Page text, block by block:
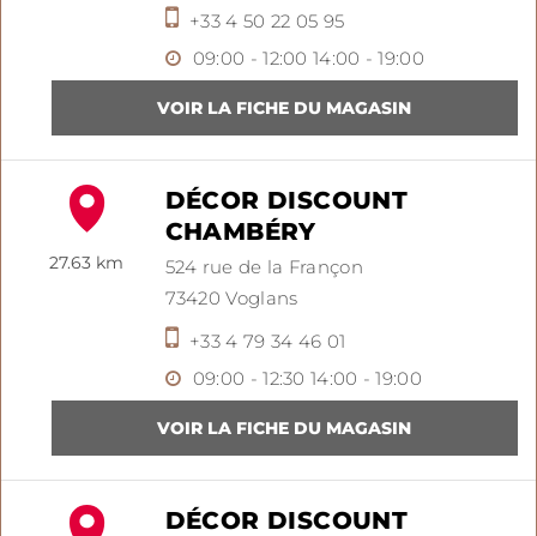
+33 4 50 22 05 95
09:00 - 12:00 14:00 - 19:00
27.63 km
DÉCOR DISCOUNT
CHAMBÉRY
524 rue de la Françon
73420Voglans
+33 4 79 34 46 01
09:00 - 12:30 14:00 - 19:00
DÉCOR DISCOUNT